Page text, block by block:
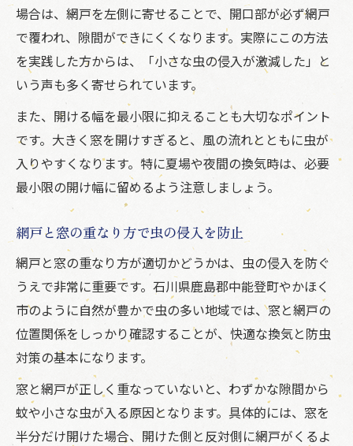
場合は、網戸を左側に寄せることで、開口部が必ず網戸
で覆われ、隙間ができにくくなります。実際にこの方法
を実践した方からは、「小さな虫の侵入が激減した」と
いう声も多く寄せられています。
また、開ける幅を最小限に抑えることも大切なポイント
です。大きく窓を開けすぎると、風の流れとともに虫が
入りやすくなります。特に夏場や夜間の換気時は、必要
最小限の開け幅に留めるよう注意しましょう。
網戸と窓の重なり方で虫の侵入を防止
網戸と窓の重なり方が適切かどうかは、虫の侵入を防ぐ
うえで非常に重要です。石川県鹿島郡中能登町やかほく
市のように自然が豊かで虫の多い地域では、窓と網戸の
位置関係をしっかり確認することが、快適な換気と防虫
対策の基本になります。
窓と網戸が正しく重なっていないと、わずかな隙間から
蚊や小さな虫が入る原因となります。具体的には、窓を
半分だけ開けた場合、開けた側と反対側に網戸がくるよ